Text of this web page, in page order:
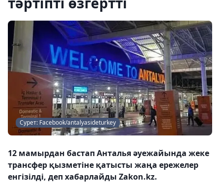
Сурет: Facebook/antalyasideturkey
12 мамырдан бастап Анталья әуежайында жеке
трансфер қызметіне қатысты жаңа ережелер
енгізілді, деп хабарлайды Zakon.kz.